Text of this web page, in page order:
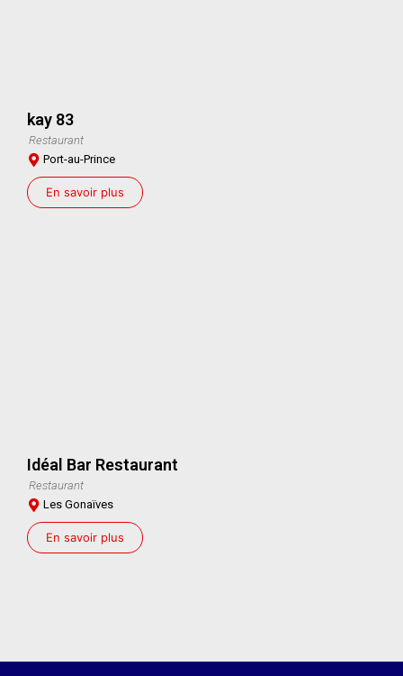
kay 83
Restaurant
Port-au-Prince
En savoir plus
Idéal Bar Restaurant
Restaurant
Les Gonaïves
En savoir plus